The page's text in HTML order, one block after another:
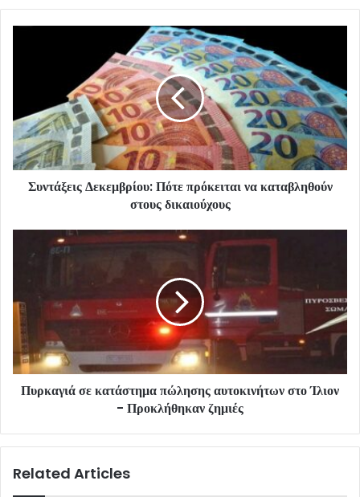
Συντάξεις Δεκεμβρίου: Πότε πρόκειται να καταβληθούν
στους δικαιούχους
Πυρκαγιά σε κατάστημα πώλησης αυτοκινήτων στο Ίλιον
- Προκλήθηκαν ζημιές
Related Articles